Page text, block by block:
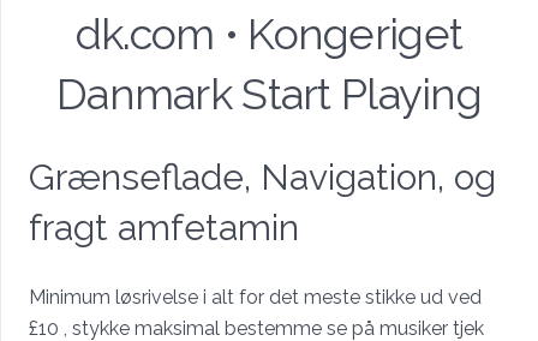
dk.com • Kongeriget
Danmark Start Playing
Grænseflade, Navigation, og
fragt amfetamin
Minimum løsrivelse i alt for det meste stikke ud ved
£10 , stykke maksimal bestemme se på musiker tjek